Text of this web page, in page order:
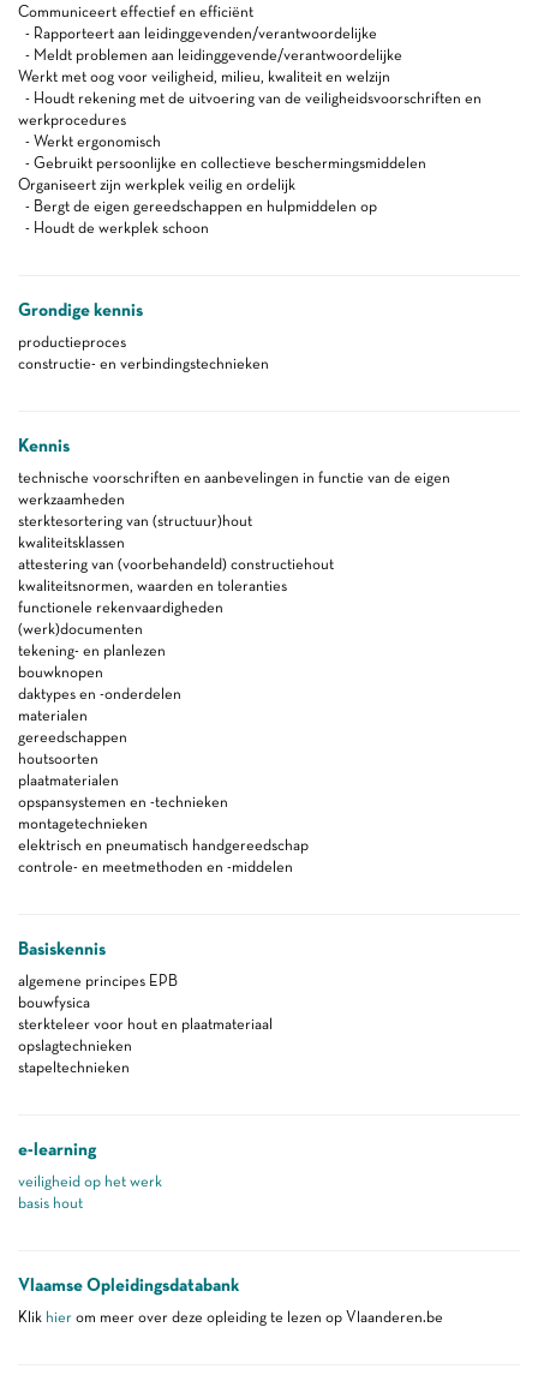
Communiceert effectief en efficiënt
- Rapporteert aan leidinggevenden/verantwoordelijke
- Meldt problemen aan leidinggevende/verantwoordelijke
Werkt met oog voor veiligheid, milieu, kwaliteit en welzijn
- Houdt rekening met de uitvoering van de veiligheidsvoorschriften en
werkprocedures
- Werkt ergonomisch
- Gebruikt persoonlijke en collectieve beschermingsmiddelen
Organiseert zijn werkplek veilig en ordelijk
- Bergt de eigen gereedschappen en hulpmiddelen op
- Houdt de werkplek schoon
Grondige kennis
productieproces
constructie- en verbindingstechnieken
Kennis
technische voorschriften en aanbevelingen in functie van de eigen
werkzaamheden
sterktesortering van (structuur)hout
kwaliteitsklassen
attestering van (voorbehandeld) constructiehout
kwaliteitsnormen, waarden en toleranties
functionele rekenvaardigheden
(werk)documenten
tekening- en planlezen
bouwknopen
daktypes en -onderdelen
materialen
gereedschappen
houtsoorten
plaatmaterialen
opspansystemen en -technieken
montagetechnieken
elektrisch en pneumatisch handgereedschap
controle- en meetmethoden en -middelen
Basiskennis
algemene principes EPB
bouwfysica
sterkteleer voor hout en plaatmateriaal
opslagtechnieken
stapeltechnieken
e-learning
veiligheid op het werk
basis hout
Vlaamse Opleidingsdatabank
Klik hier om meer over deze opleiding te lezen op Vlaanderen.be